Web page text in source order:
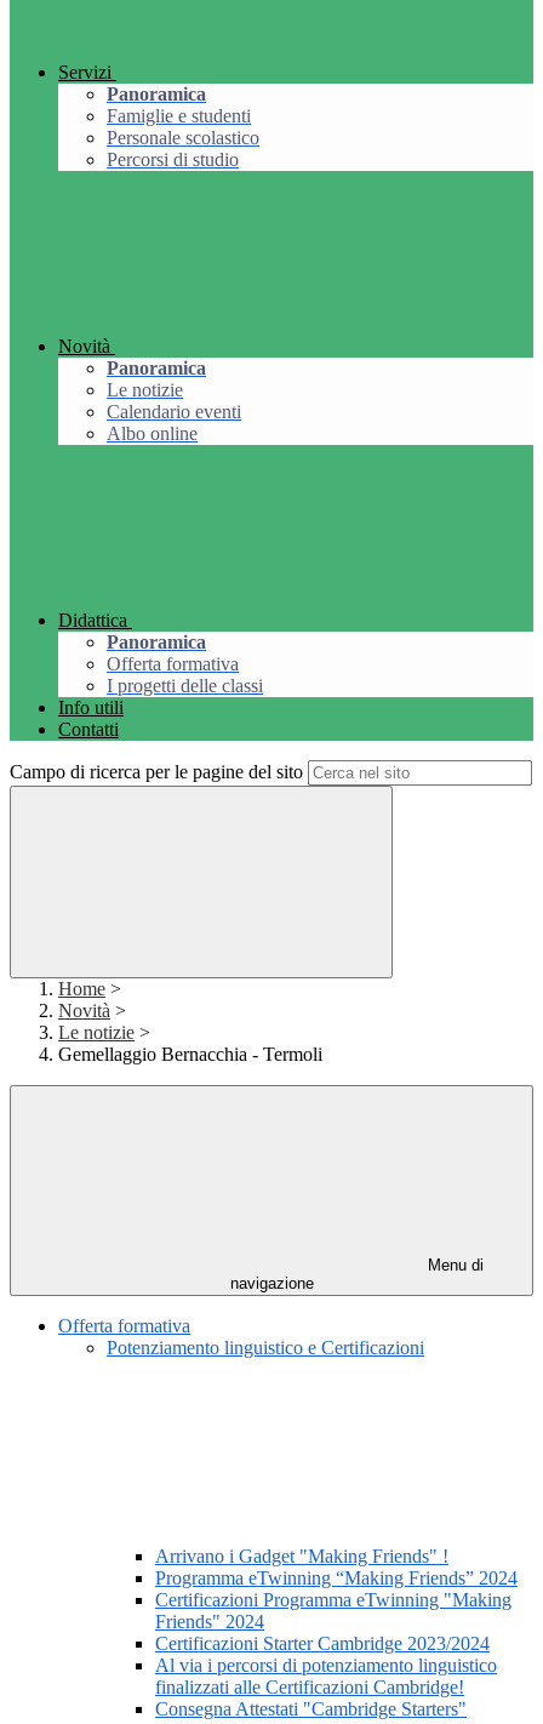
Servizi
Panoramica
Famiglie e studenti
Personale scolastico
Percorsi di studio
Novità
Panoramica
Le notizie
Calendario eventi
Albo online
Didattica
Panoramica
Offerta formativa
I progetti delle classi
Info utili
Contatti
Campo di ricerca per le pagine del sito
Home >
Novità >
Le notizie >
Gemellaggio Bernacchia - Termoli
Menu di
navigazione
Offerta formativa
Potenziamento linguistico e Certificazioni
Arrivano i Gadget "Making Friends" !
Programma eTwinning “Making Friends” 2024
Certificazioni Programma eTwinning "Making
Friends" 2024
Certificazioni Starter Cambridge 2023/2024
Al via i percorsi di potenziamento linguistico
finalizzati alle Certificazioni Cambridge!
Consegna Attestati "Cambridge Starters"